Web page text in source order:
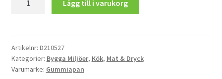
med
Glas
mängd
Lägg till i varukorg
Artikelnr: D210527
Kategorier: Bygga Miljöer, Kök, Mat & Dryck
Varumärke: Gummiapan